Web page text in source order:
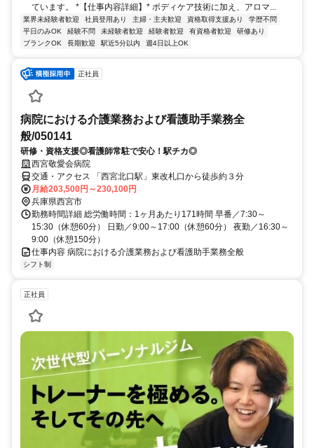
ています。 *【仕事内容詳細】* ボディケア技術に加え、アロマ...
業界未経験者歓迎 社員登用あり 主婦・主夫歓迎 資格取得支援あり
学歴不問
平日のみOK
経験不問 未経験者歓迎 経験者歓迎 有資格者歓迎
研修あり
ブランクOK
長期歓迎 駅近5分以内 週4日以上OK
正社員
病院における介護業務および看護助手業務全
般/050141
研修・資格支援◎看護師常駐で安心！駅チカ◎
西宮敬愛会病院
交通・アクセス 「西宮北口駅」東改札口から徒歩約３分
月給203,500円～230,100円
兵庫県西宮市
勤務時間詳細 総労働時間：1ヶ月あたり171時間 早番／7:30～
15:30（休憩60分） 日勤／9:00～17:00（休憩60分） 夜勤／16:30～
9:00（休憩150分）
仕事内容 病院における介護業務および看護助手業務全般
シフト制
正社員